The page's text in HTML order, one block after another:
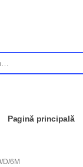
Pagină principală
D/6M